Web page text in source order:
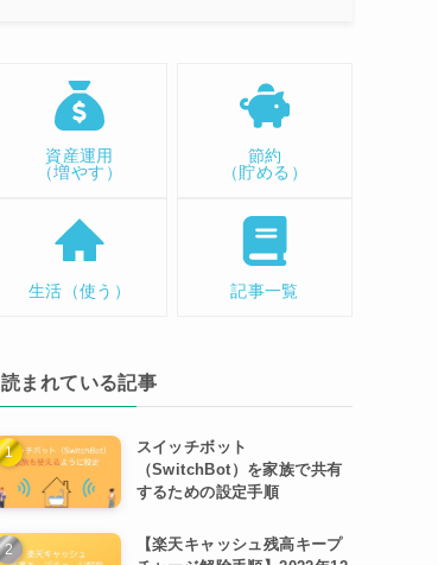
資産運用
（増やす）
節約
（貯める）
生活（使う） 記事一覧
読まれている記事
スイッチボット
（SwitchBot）を家族で共有
するための設定手順
【楽天キャッシュ残高キープ